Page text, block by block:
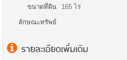
ขนาดที่ดิน 165 ไร่
ลักษณะทรัพย์
รายละเอียดเพิ่มเติม